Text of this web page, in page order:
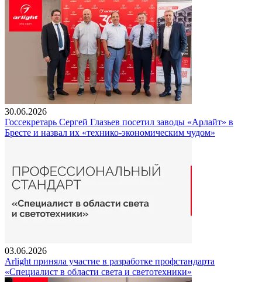
30.06.2026
Госсекретарь Сергей Глазьев посетил заводы «Арлайт» в
Бресте и назвал их «технико-экономическим чудом»
03.06.2026
Arlight приняла участие в разработке профстандарта
«Специалист в области света и светотехники»